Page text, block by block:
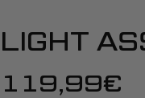
LIGHT
Įprasta
119,99€